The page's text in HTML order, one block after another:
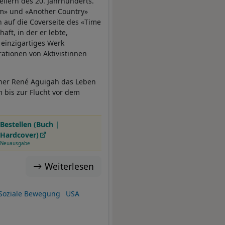
und «Another Country»
die Coverseite des «Time
in der er lebte,
Werk
von Aktivistinnen
René Aguigah das Leben
bis zur Flucht vor dem
Bestellen (Buch |
Hardcover)
Neuausgabe
Weiterlesen
Bewegung
USA